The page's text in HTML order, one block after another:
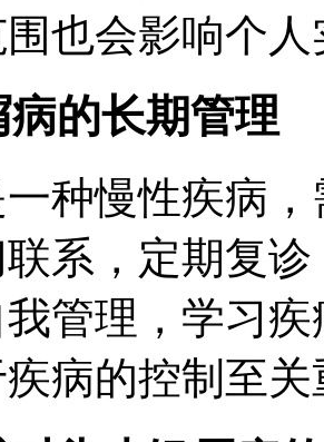
也会影响个
病的长期管理
种慢性疾病
系，定期复
管理，学习
病的控制至关